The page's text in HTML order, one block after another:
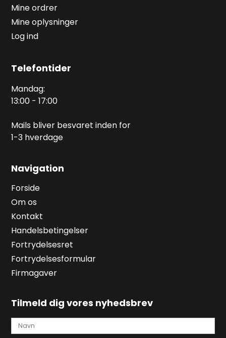
Mine ordrer
Mine oplysninger
Log ind
Telefontider
Mandag:
13:00 - 17:00
Mails bliver besvaret inden for
1-3 hverdage
Navigation
Forside
Om os
Kontakt
Handelsbetingelser
Fortrydelsesret
Fortrydelsesformular
Firmagaver
Tilmeld dig vores nyhedsbrev